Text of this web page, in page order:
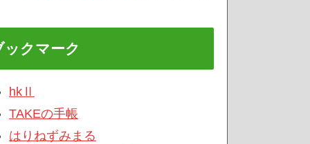
ックマーク
hkⅡ
TAKEの手帳
はりねずみまる